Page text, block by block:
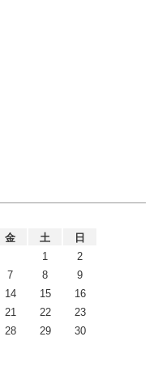
金 土 日
1
2
7 8
9
14 15
16
21 22
23
28 29
30